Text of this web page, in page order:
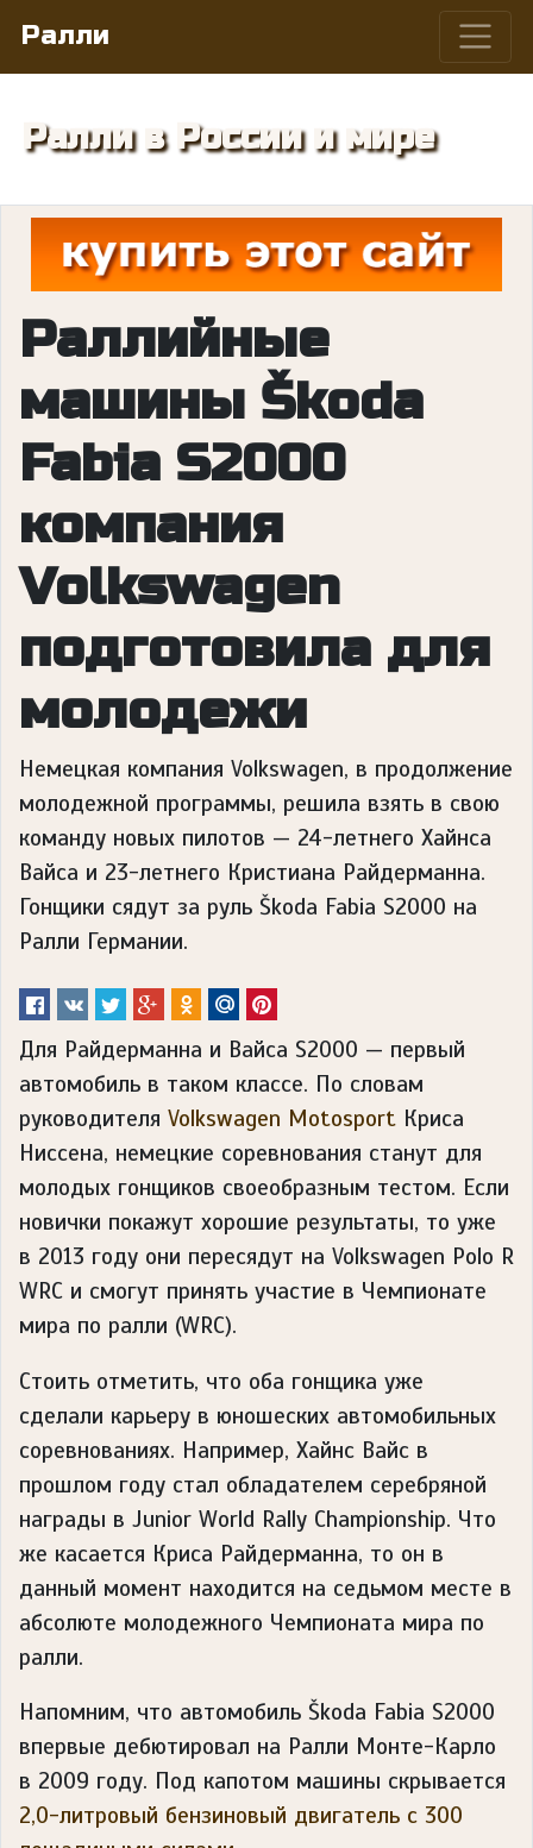
Ралли
Ралли в России и мире
Раллийные
машины Škoda
Fabia S2000
компания
Volkswagen
подготовила для
молодежи
Немецкая компания Volkswagen, в продолжение
молодежной программы, решила взять в свою
команду новых пилотов — 24-летнего Хайнса
Вайса и 23-летнего Кристиана Райдерманна.
Гонщики сядут за руль Škoda Fabia S2000 на
Ралли Германии.
Для Райдерманна и Вайса S2000 — первый
автомобиль в таком классе. По словам
руководителя Volkswagen Motosport Криса
Ниссена, немецкие соревнования станут для
молодых гонщиков своеобразным тестом. Если
новички покажут хорошие результаты, то уже
в 2013 году они пересядут на Volkswagen Polo R
WRC и смогут принять участие в Чемпионате
мира по ралли (WRC).
Стоить отметить, что оба гонщика уже
сделали карьеру в юношеских автомобильных
соревнованиях. Например, Хайнс Вайс в
прошлом году стал обладателем серебряной
награды в Junior World Rally Championship. Что
же касается Криса Райдерманна, то он в
данный момент находится на седьмом месте в
абсолюте молодежного Чемпионата мира по
ралли.
Напомним, что автомобиль Škoda Fabia S2000
впервые дебютировал на Ралли Монте-Карло
в 2009 году. Под капотом машины скрывается
2,0-литровый бензиновый двигатель с 300